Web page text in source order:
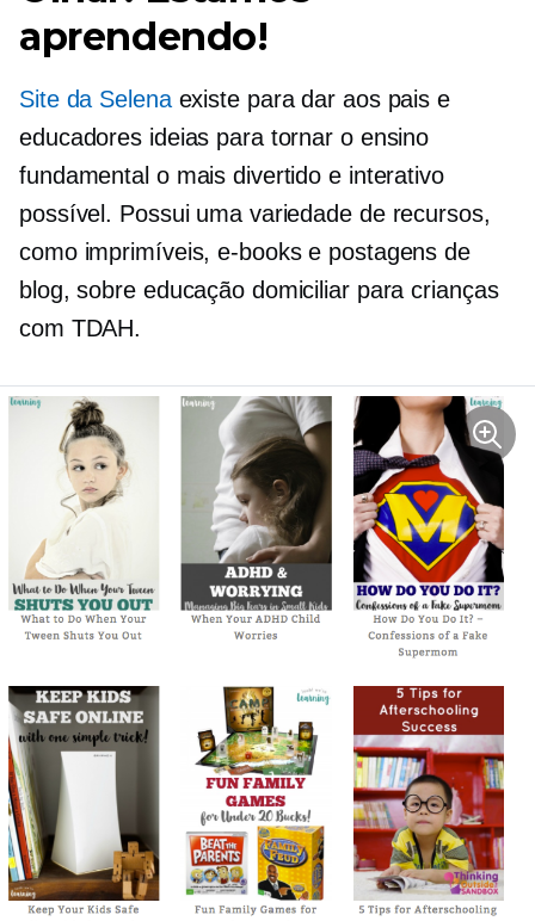
aprendendo!
Site da Selenaexiste para dar aos pais e
educadores ideias para tornar o ensino
fundamental o mais divertido e interativo
possível. Possui uma variedade de recursos,
como imprimíveis, e-books e postagens de
blog, sobre educação domiciliar para crianças
com TDAH.